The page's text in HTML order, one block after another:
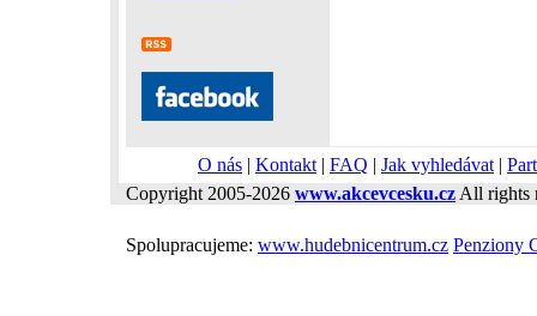
O nás | Kontakt | FAQ | Jak vyhledávat |
Copyright 2005-2026 www.akcevcesku.cz All rights
Spolupracujeme: www.hudebnicentrum.cz Penziony